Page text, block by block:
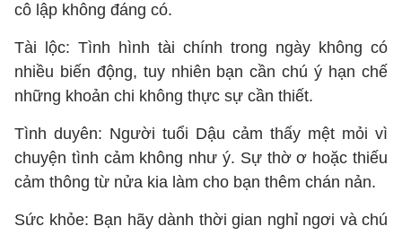
cô lập không đáng có.
Tài lộc: Tình hình tài chính trong ngày không có
nhiều biến động, tuy nhiên bạn cần chú ý hạn chế
những khoản chi không thực sự cần thiết.
Tình duyên: Người tuổi Dậu cảm thấy mệt mỏi vì
chuyện tình cảm không như ý. Sự thờ ơ hoặc thiếu
cảm thông từ nửa kia làm cho bạn thêm chán nản.
Sức khỏe: Bạn hãy dành thời gian nghỉ ngơi và chú